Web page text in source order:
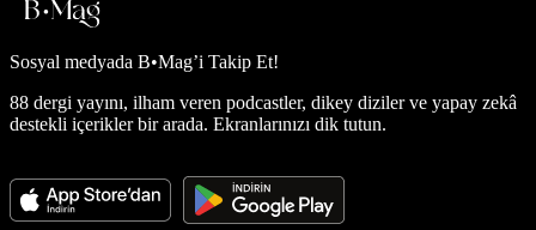
Sosyal medyada B•Mag’i Takip Et!
88 dergi yayını, ilham veren podcastler, dikey diziler ve yapay zekâ
destekli içerikler bir arada. Ekranlarınızı dik tutun.